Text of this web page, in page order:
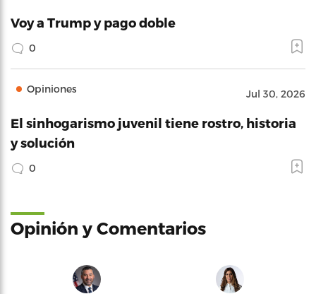
Voy a Trump y pago doble
0
Opiniones Jul 30, 2026
El sinhogarismo juvenil tiene rostro, historia
y solución
0
Opinión y Comentarios